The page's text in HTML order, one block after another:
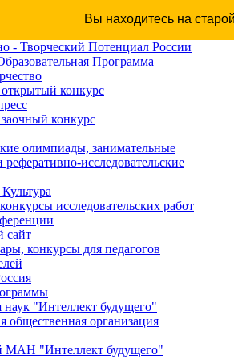
Вы находитесь на
- Творческий Потенциал России
Программа
конкурс
конкурс
олимпиады, занимательные
исследовательские
исследовательских работ
сайт
конкурсы для педагогов
наук "Интеллект будущего"
общественная организация
МАН "Интеллект будущего"